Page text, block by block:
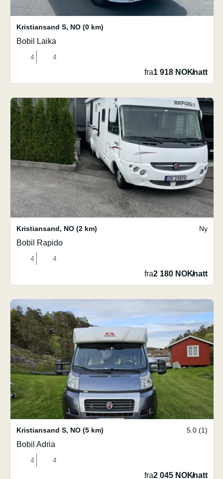
Kristiansand S, NO (0 km)
Bobil Laika
4 4
fra1 918 NOK/natt
Kristiansand, NO (2 km) Ny
Bobil Rapido
4 4
fra2 180 NOK/natt
Kristiansand S, NO (5 km) 5.0 (1)
Bobil Adria
4 4
fra2 045 NOK/natt